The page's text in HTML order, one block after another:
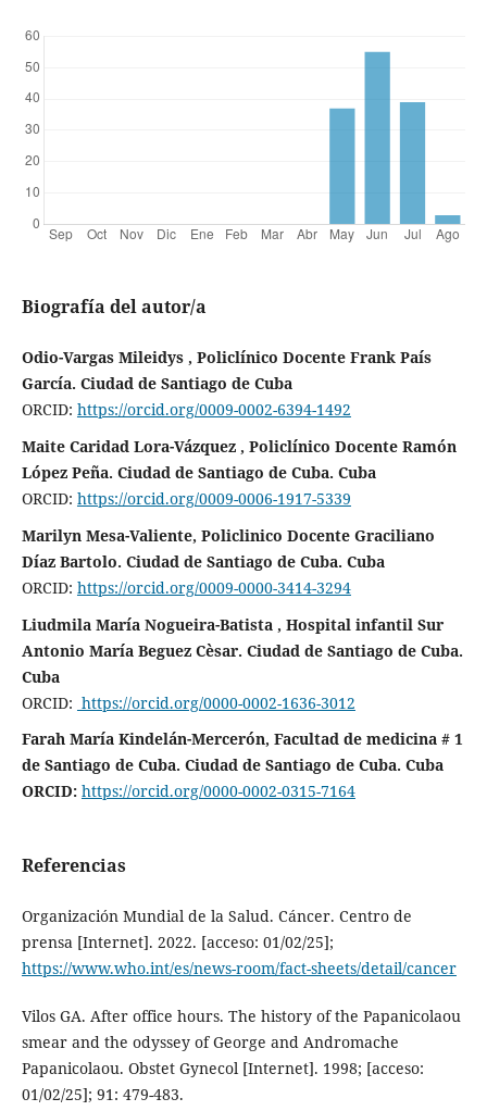
Biografía del autor/a
Odio-Vargas Mileidys , Policlínico Docente Frank País
García. Ciudad de Santiago de Cuba
ORCID: https://orcid.org/0009-0002-6394-1492
Maite Caridad Lora-Vázquez , Policlínico Docente Ramón
López Peña. Ciudad de Santiago de Cuba. Cuba
ORCID: https://orcid.org/0009-0006-1917-5339
Marilyn Mesa-Valiente, Policlinico Docente Graciliano
Díaz Bartolo. Ciudad de Santiago de Cuba. Cuba
ORCID: https://orcid.org/0009-0000-3414-3294
Liudmila María Nogueira-Batista , Hospital infantil Sur
Antonio María Beguez Cèsar. Ciudad de Santiago de Cuba.
Cuba
ORCID: https://orcid.org/0000-0002-1636-3012
Farah María Kindelán-Mercerón, Facultad de medicina # 1
de Santiago de Cuba. Ciudad de Santiago de Cuba. Cuba
ORCID: https://orcid.org/0000-0002-0315-7164
Referencias
Organización Mundial de la Salud. Cáncer. Centro de
prensa [Internet]. 2022. [acceso: 01/02/25];
https://www.who.int/es/news-room/fact-sheets/detail/cancer
Vilos GA. After office hours. The history of the Papanicolaou
smear and the odyssey of George and Andromache
Papanicolaou. Obstet Gynecol [Internet]. 1998; [acceso:
01/02/25]; 91: 479-483.